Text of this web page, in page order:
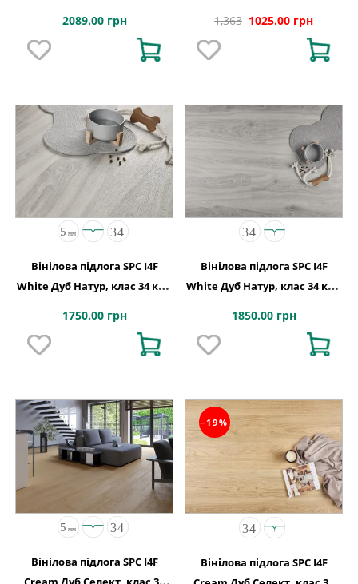
2089.00 грн 1,363 1025.00 грн
Вінілова підлога SPC I4F
White Дуб Натур, клас 34 код
1750.00 грн
Вінілова підлога SPC I4F
White Дуб Натур, клас 34 код
1850.00 грн
Вінілова підлога SPC I4F
−19%
Вінілова підлога SPC I4F